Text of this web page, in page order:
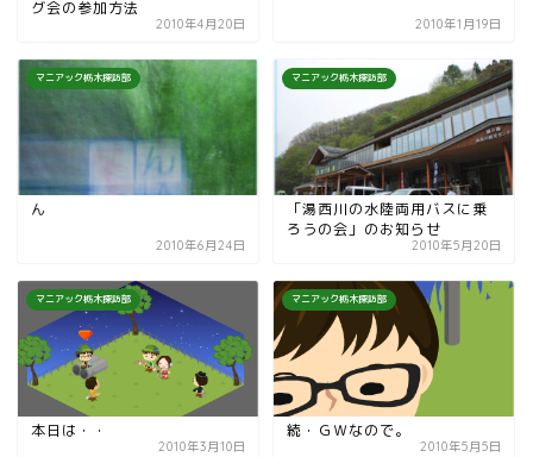
グ会の参加方法
2010年4月20日 2010年1月19日
マニアック栃木探訪部
ん
2010年6月24日
マニアック栃木探訪部
「湯西川の水陸両用バスに乗
ろうの会」のお知らせ
2010年5月20日
マニアック栃木探訪部
本日は・・
2010年3月10日
マニアック栃木探訪部
続・ＧＷなので。
2010年5月5日